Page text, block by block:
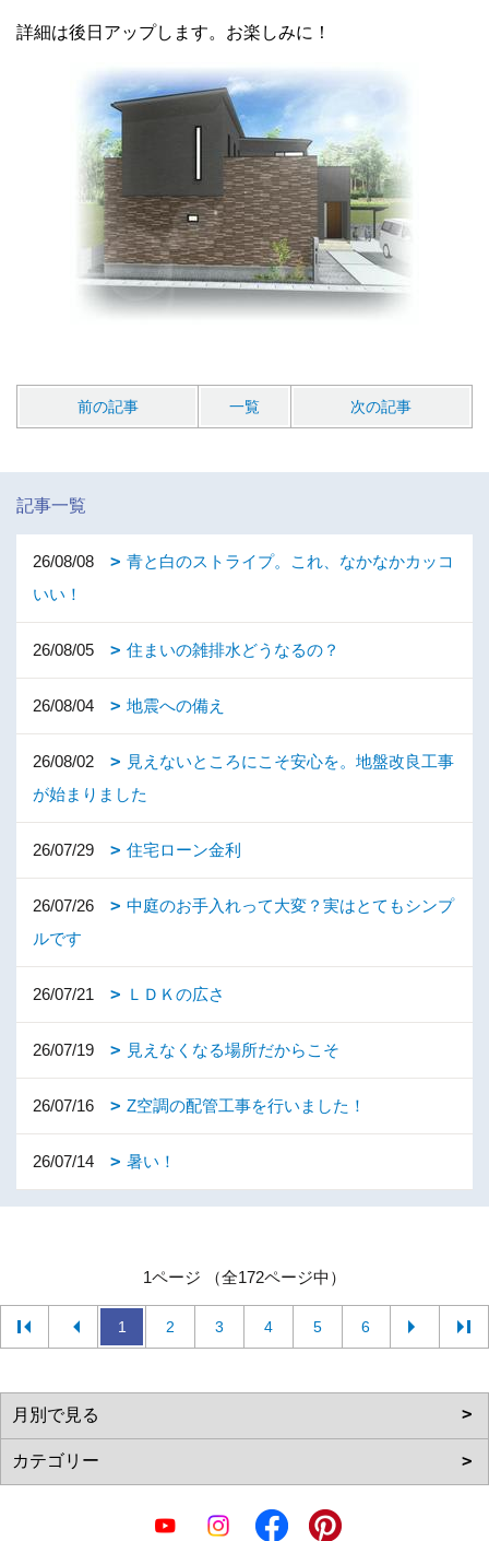
詳細は後日アップします。お楽しみに！
前の記事 一覧 次の記事
記事一覧
26/08/08
青と白のストライプ。これ、なかなかカッコ
いい！
26/08/05 住まいの雑排水どうなるの？
26/08/04 地震への備え
26/08/02
見えないところにこそ安心を。地盤改良工事
が始まりました
26/07/29 住宅ローン金利
26/07/26
中庭のお手入れって大変？実はとてもシンプ
ルです
26/07/21 ＬＤＫの広さ
26/07/19 見えなくなる場所だからこそ
26/07/16 Z空調の配管工事を行いました！
26/07/14 暑い！
1ページ （全172ページ中）
1 2 3 4 5 6